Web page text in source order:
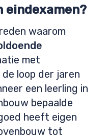
eindexamen?
waarom
met
loop der jaren
een leerling in
bepaalde
heeft eigen
tot